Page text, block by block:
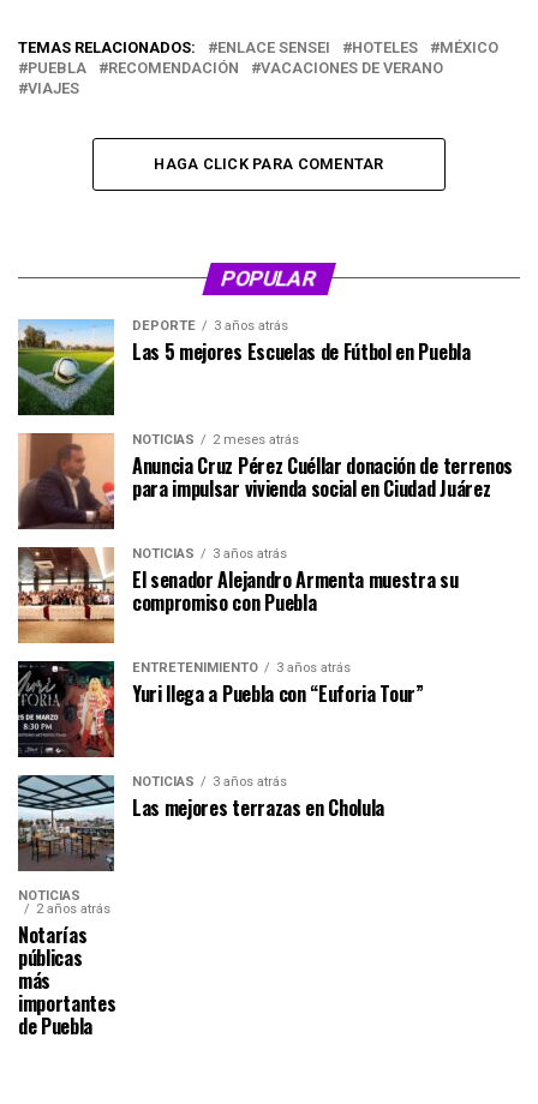
TEMAS RELACIONADOS: ENLACE SENSEI HOTELES
MÉXICO
PUEBLA
RECOMENDACIÓN
VACACIONES DE VERANO
VIAJES
HAGA CLICK PARA COMENTAR
POPULAR
DEPORTE 3 años atrás
Las 5 mejores Escuelas de Fútbol en Puebla
NOTICIAS 2 meses atrás
Anuncia Cruz Pérez Cuéllar donación de terrenos
para impulsar vivienda social en Ciudad Juárez
NOTICIAS 3 años atrás
El senador Alejandro Armenta muestra su
compromiso con Puebla
ENTRETENIMIENTO 3 años atrás
Yuri llega a Puebla con “Euforia Tour”
NOTICIAS 3 años atrás
Las mejores terrazas en Cholula
NOTICIAS
2 años atrás
Notarías
públicas
más
importantes
de Puebla